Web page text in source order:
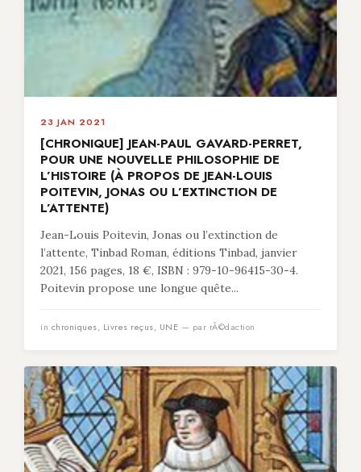
23 JAN 2021
[CHRONIQUE] JEAN-PAUL GAVARD-PERRET,
POUR UNE NOUVELLE PHILOSOPHIE DE
L’HISTOIRE (À PROPOS DE JEAN-LOUIS
POITEVIN, JONAS OU L’EXTINCTION DE
L’ATTENTE)
Jean-Louis Poitevin, Jonas ou l’extinction de
l’attente, Tinbad Roman, éditions Tinbad, janvier
2021, 156 pages, 18 €, ISBN : 979-10-96415-30-4.
Poitevin propose une longue quête...
in chroniques, Livres reçus, UNE — par rÃ©daction